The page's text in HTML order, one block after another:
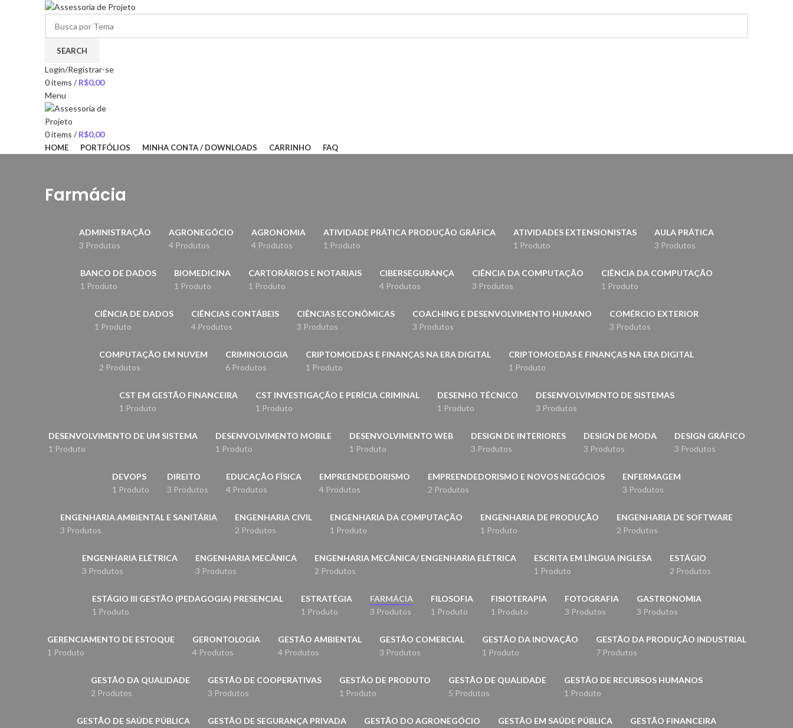
SEARCH
Login/Registrar-se
0items / R$0,00
Menu
0items / R$0,00
HOME PORTFÓLIOS MINHA CONTA / DOWNLOADS CARRINHO FAQ
Farmácia
ADMINISTRAÇÃO
3 Produtos
AGRONEGÓCIO
4 Produtos
AGRONOMIA
4 Produtos
ATIVIDADE PRÁTICA PRODUÇÃO GRÁFICA
1 Produto
ATIVIDADES EXTENSIONISTAS
1 Produto
AULA PRÁTICA
3 Produtos
BANCO DE DADOS
1 Produto
BIOMEDICINA
1 Produto
CARTORÁRIOS E NOTARIAIS
1 Produto
CIBERSEGURANÇA
4 Produtos
CIÊNCIA DA COMPUTAÇÃO
3 Produtos
CIÊNCIA DA COMPUTAÇÃO
1 Produto
CIÊNCIA DE DADOS
1 Produto
CIÊNCIAS CONTÁBEIS
4 Produtos
CIÊNCIAS ECONÔMICAS
3 Produtos
COACHING E DESENVOLVIMENTO HUMANO
3 Produtos
COMÉRCIO EXTERIOR
3 Produtos
COMPUTAÇÃO EM NUVEM
2 Produtos
CRIMINOLOGIA
6 Produtos
CRIPTOMOEDAS E FINANÇAS NA ERA DIGITAL
1 Produto
CRIPTOMOEDAS E FINANÇAS NA ERA DIGITAL
1 Produto
CST EM GESTÃO FINANCEIRA
1 Produto
CST INVESTIGAÇÃO E PERÍCIA CRIMINAL
1 Produto
DESENHO TÉCNICO
1 Produto
DESENVOLVIMENTO DE SISTEMAS
3 Produtos
DESENVOLVIMENTO DE UM SISTEMA
1 Produto
DESENVOLVIMENTO MOBILE
1 Produto
DESENVOLVIMENTO WEB
1 Produto
DESIGN DE INTERIORES
3 Produtos
DESIGN DE MODA
3 Produtos
DESIGN GRÁFICO
3 Produtos
DEVOPS
1 Produto
DIREITO
3 Produtos
EDUCAÇÃO FÍSICA
4 Produtos
EMPREENDEDORISMO
4 Produtos
EMPREENDEDORISMO E NOVOS NEGÓCIOS
2 Produtos
ENFERMAGEM
3 Produtos
ENGENHARIA AMBIENTAL E SANITÁRIA
3 Produtos
ENGENHARIA CIVIL
2 Produtos
ENGENHARIA DA COMPUTAÇÃO
1 Produto
ENGENHARIA DE PRODUÇÃO
1 Produto
ENGENHARIA DE SOFTWARE
2 Produtos
ENGENHARIA ELÉTRICA
3 Produtos
ENGENHARIA MECÂNICA
3 Produtos
ENGENHARIA MECÂNICA/ ENGENHARIA ELÉTRICA
2 Produtos
ESCRITA EM LÍNGUA INGLESA
1 Produto
ESTÁGIO
2 Produtos
ESTÁGIO III GESTÃO (PEDAGOGIA) PRESENCIAL
1 Produto
ESTRATÉGIA
1 Produto
FARMÁCIA
3 Produtos
FILOSOFIA
1 Produto
FISIOTERAPIA
1 Produto
FOTOGRAFIA
3 Produtos
GASTRONOMIA
3 Produtos
GERENCIAMENTO DE ESTOQUE
1 Produto
GERONTOLOGIA
4 Produtos
GESTÃO AMBIENTAL
4 Produtos
GESTÃO COMERCIAL
3 Produtos
GESTÃO DA INOVAÇÃO
1 Produto
GESTÃO DA PRODUÇÃO INDUSTRIAL
7 Produtos
GESTÃO DA QUALIDADE
2 Produtos
GESTÃO DE COOPERATIVAS
3 Produtos
GESTÃO DE PRODUTO
1 Produto
GESTÃO DE QUALIDADE
5 Produtos
GESTÃO DE RECURSOS HUMANOS
1 Produto
GESTÃO DE SAÚDE PÚBLICA
GESTÃO DE SEGURANÇA PRIVADA
GESTÃO DO AGRONEGÓCIO
GESTÃO EM SAÚDE PÚBLICA
GESTÃO FINANCEIRA